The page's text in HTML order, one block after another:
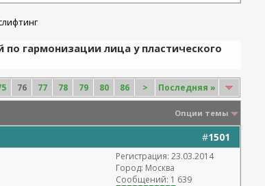
гармонизации лица у пластического
76 77 78 79 80 86 > Последняя »
Опции темы
#1501
Регистрация: 23.03.2014
Город: Москва
Сообщений: 1 639